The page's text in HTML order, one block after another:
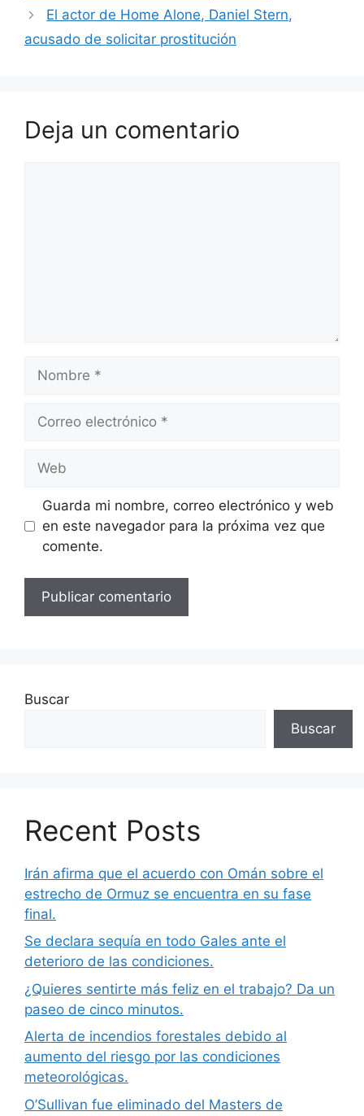
El actor de Home Alone, Daniel Stern,
acusado de solicitar prostitución
Deja un comentario
Nombre
Correo
Web
Guarda mi nombre, correo electrónico y web
en este navegador para la próxima vez que
comente.
Buscar
Buscar
Recent Posts
Irán afirma que el acuerdo con Omán sobre el
estrecho de Ormuz se encuentra en su fase
final.
Se declara sequía en todo Gales ante el
deterioro de las condiciones.
¿Quieres sentirte más feliz en el trabajo? Da un
paseo de cinco minutos.
Alerta de incendios forestales debido al
aumento del riesgo por las condiciones
meteorológicas.
O’Sullivan fue eliminado del Masters de